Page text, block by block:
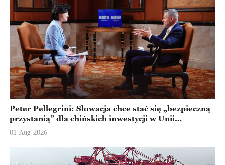
Peter Pellegrini: Słowacja chce stać się „bezpieczną
przystanią” dla chińskich inwestycji w Unii
Europejskiej
01-Aug-2026